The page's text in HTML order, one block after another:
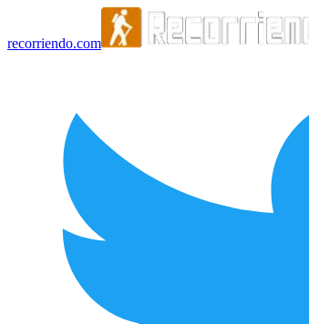
recorriendo.com